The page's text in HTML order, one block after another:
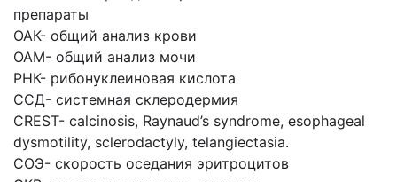
препараты
ОАК- общий анализ крови
ОАМ- общий анализ мочи
РНК- рибонуклеиновая кислота
ССД- системная склеродермия
CREST- calcinosis, Raynaud’s syndrome, esophageal
dysmotility, sclerodactyly, telangiectasia.
СОЭ- скорость оседания эритроцитов